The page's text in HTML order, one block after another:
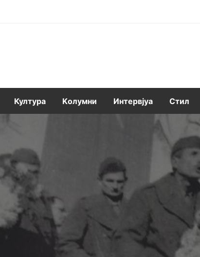
Култура Kолумни Интервјуа Стил